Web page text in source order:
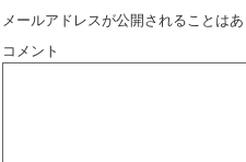
メールアドレスが公開されることは
コメント